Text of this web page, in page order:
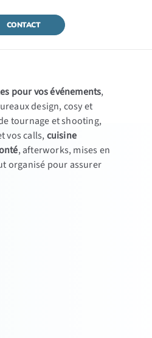
CONTACT
pour vos événements,
design, cosy et
tournage et shooting,
vos calls,cuisine
, afterworks, mises en
organisé pour assurer